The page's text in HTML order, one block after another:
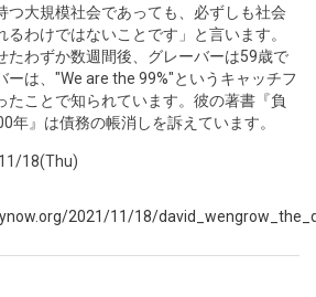
つ大規模社会であっても、必ずしも社会
わけではないことです」と言います。
たわずか数週間後、グレーバーは59歳で
ーは、"We are the 99%"というキャッチフ
たことで知られています。彼の著書『負
年』は債務の帳消しを訴えています。
18(Thu)
2021/11/18/